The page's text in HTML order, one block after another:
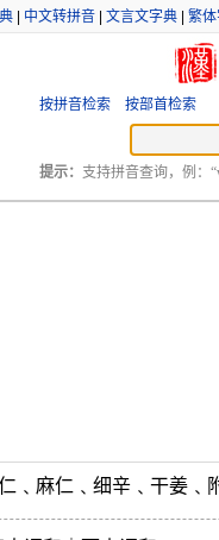
| 中文转拼音| 文言文字典| 繁
按拼音检索 按部首检索
提示： 支持拼音查询，例：
﹑麻仁﹑细辛﹑干姜﹑